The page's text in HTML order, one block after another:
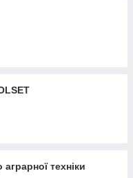
техніки